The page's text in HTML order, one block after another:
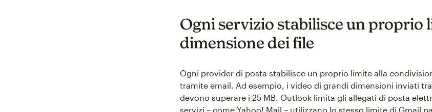
Ogni servizio stabilisce un proprio
dimensione dei file
Ogni provider di posta stabilisce un proprio limite alla
tramite email. Ad esempio, i video di grandi dimensioni inviati
devono superare i 25 MB. Outlook limita gli allegati di posta
servizi – come Yahoo! Mail – utilizzano lo stesso limite di Gmail